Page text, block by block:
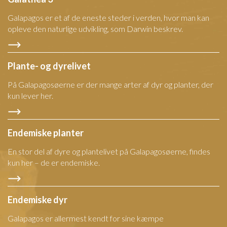
Galapagos er et af de eneste steder i verden, hvor man kan
opleve den naturlige udvikling, som Darwin beskrev.
Plante- og dyrelivet
På Galapagosøerne er der mange arter af dyr og planter, der
kun lever her.
Endemiske planter
En stor del af dyre og plantelivet på Galapagosøerne, findes
kun her – de er endemiske.
Endemiske dyr
Galapagos er allermest kendt for sine kæmpe